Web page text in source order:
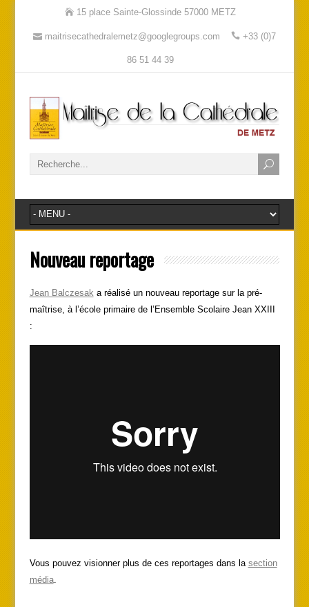
15 place Sainte-Glossinde 57000 METZ
maitrisecathedralemetz@googlegroups.com +33 (0)7
86 51 44 39
Nouveau reportage
Jean Balczesak a réalisé un nouveau reportage sur la pré-
maîtrise, à l’école primaire de l’Ensemble Scolaire Jean XXIII
:
Vous pouvez visionner plus de ces reportages dans la section
média.